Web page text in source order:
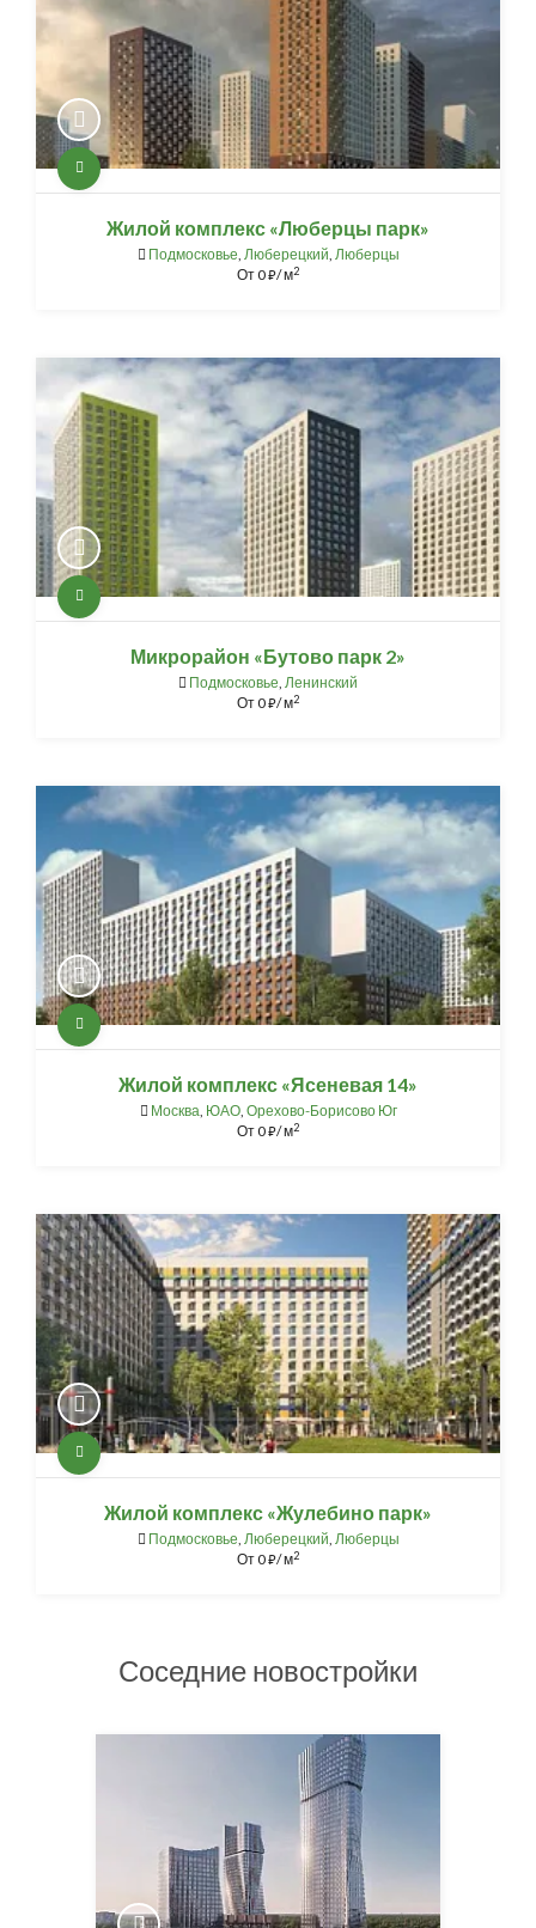
Жилой комплекс «Люберцы парк»
Подмосковье, Люберецкий, Люберцы
От0⃏/ м2
Микрорайон «Бутово парк 2»
Подмосковье, Ленинский
От0⃏/ м2
Жилой комплекс «Ясеневая 14»
Москва, ЮАО, Орехово-Борисово Юг
От0⃏/ м2
Жилой комплекс «Жулебино парк»
Подмосковье, Люберецкий, Люберцы
От0⃏/ м2
Соседние новостройки